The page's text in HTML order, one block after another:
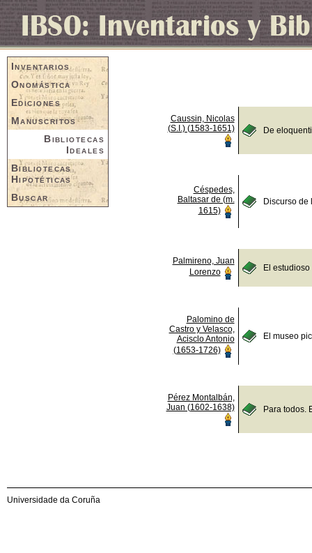
Inventarios
Onomástica
Ediciones
Manuscritos
Bibliotecas
Ideales
Bibliotecas
Hipotéticas
Buscar
Caussin, Nicolas
(S.I.) (1583-1651)
De
Céspedes,
Baltasar de (m.
1615)
Discurso de
Palmireno, Juan
Lorenzo
El
Palomino de
Castro y Velasco,
Acisclo Antonio
(1653-1726)
El museo
Pérez Montalbán,
Juan (1602-1638)
Para todos.
Universidade da Coruña